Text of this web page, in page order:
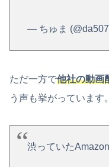
— ちゅま
ただ一方で他社の動画
う声も挙がっています。
渋っていた